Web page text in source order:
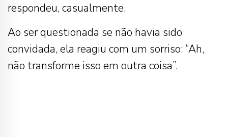
respondeu, casualmente.
Ao ser questionada se não havia sido
convidada, ela reagiu com um sorriso: “Ah,
não transforme isso em outra coisa”.